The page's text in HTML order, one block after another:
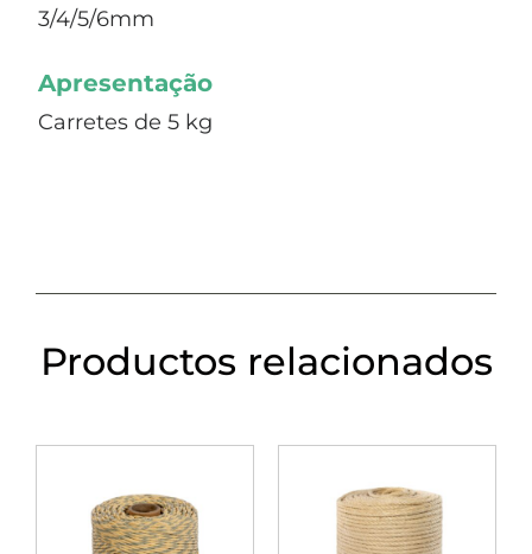
3/4/5/6mm
Apresentação
Carretes de 5 kg
Productos relacionados